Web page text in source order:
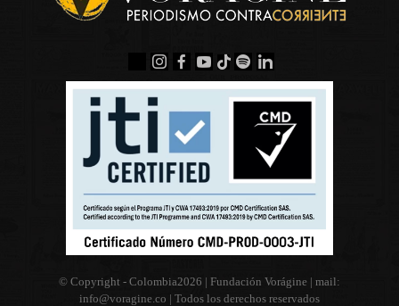
© Copyright - Colombia2026 | Fundación Vorágine | mail:
info@voragine.co | Todos los derechos reservados